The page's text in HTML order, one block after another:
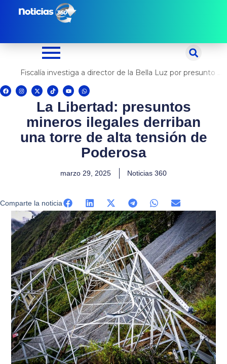
Fiscalía investiga a director de la Bella Luz por presunto abuso contra cantante Naldy Saldaña
F
a
c
I
n
s
X
-
t
w
t
e
T
i
k
t
o
Y
o
u
t
e
W
h
a
t
s
La Libertad: presuntos
mineros ilegales derriban
una torre de alta tensión de
Poderosa
marzo 29, 2025 Noticias 360
Comparte la noticia